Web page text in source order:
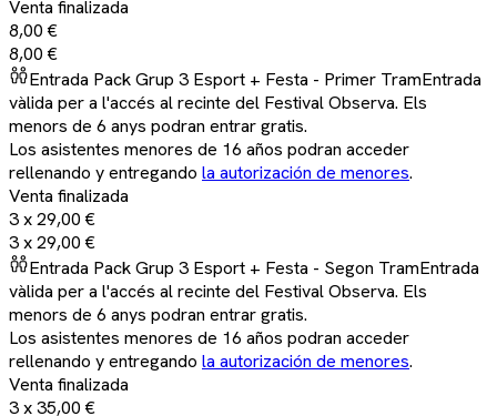
Venta finalizada
8,00 €
8,00 €
Entrada Pack Grup 3 Esport + Festa - Primer TramEntrada
vàlida per a l'accés al recinte del Festival Observa. Els
menors de 6 anys podran entrar gratis.
Los asistentes menores de 16 años podran acceder
rellenando y entregando la autorización de menores.
Venta finalizada
3 x29,00 €
3 x29,00 €
Entrada Pack Grup 3 Esport + Festa - Segon TramEntrada
vàlida per a l'accés al recinte del Festival Observa. Els
menors de 6 anys podran entrar gratis.
Los asistentes menores de 16 años podran acceder
rellenando y entregando la autorización de menores.
Venta finalizada
3 x35,00 €